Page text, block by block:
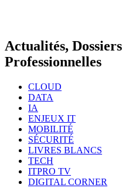
Actualités,
Professionnelles
CLOUD
DATA
IA
ENJEUX IT
MOBILITÉ
SÉCURITÉ
LIVRES BLANCS
TECH
ITPRO TV
DIGITAL CORNER